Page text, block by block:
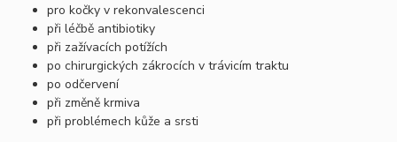
pro kočky v rekonvalescenci
při léčbě antibiotiky
při zažívacích potížích
po chirurgických zákrocích v trávicím traktu
po odčervení
při změně krmiva
při problémech kůže a srsti